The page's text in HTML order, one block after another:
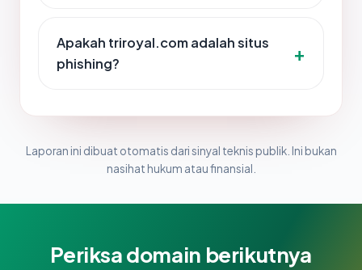
Apakah triroyal.com adalah situs
phishing?
Laporan ini dibuat otomatis dari sinyal teknis publik. Ini bukan
nasihat hukum atau finansial.
Periksa domain berikutnya